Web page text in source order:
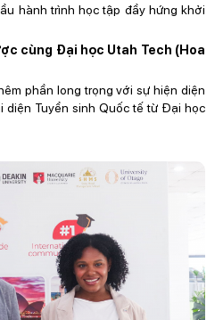
hành trình học tập đầy hứng khởi
cùng Đại học Utah Tech (Hoa
phần long trọng với sự hiện diện
diện Tuyển sinh Quốc tế từ Đại học